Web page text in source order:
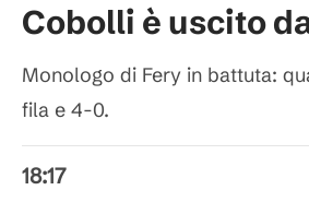
Cobolli è uscito
Monologo di Fery in battuta:
fila e 4-0.
18:17